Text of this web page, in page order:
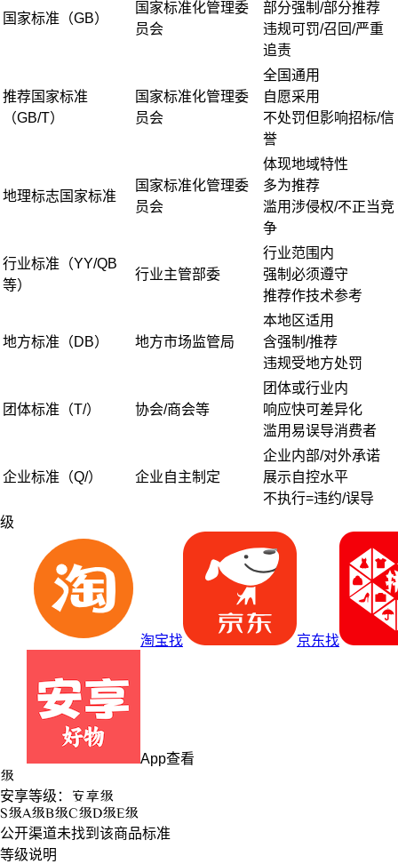
国家标准（GB）
国家标准化管理委
员会
部分强制/部分推荐
违规可罚/召回/严重
追责
推荐国家标准
（GB/T）
国家标准化管理委
员会
全国通用
自愿采用
不处罚但影响招标/信
誉
地理标志国家标准
国家标准化管理委
员会
体现地域特性
多为推荐
滥用涉侵权/不正当竞
争
行业标准（YY/QB
等）
行业主管部委
行业范围内
强制必须遵守
推荐作技术参考
地方标准（DB） 地方市场监管局
本地区适用
含强制/推荐
违规受地方处罚
团体标准（T/） 协会/商会等
团体或行业内
响应快可差异化
滥用易误导消费者
企业标准（Q/） 企业自主制定
企业内部/对外承诺
展示自控水平
不执行=违约/误导
级
淘宝找 京东找
App查看
级
安享等级： 安享级
S级A级B级C级D级E级
公开渠道未找到该商品标准
等级说明